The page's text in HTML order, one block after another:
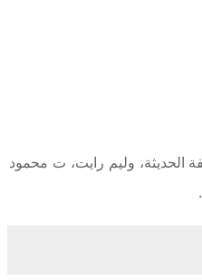
الفلسفة الحديثة، وليم رايت، ت محمود